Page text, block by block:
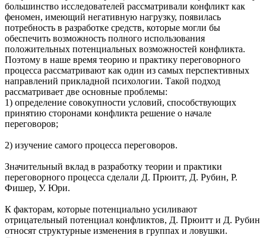
большинство исследователей рассматривали конфликт как
феномен, имеющий негативную нагрузку, появилась
потребность в разработке средств, которые могли бы
обеспечить возможность полного использования
положительных потенциальных возможностей конфликта.
Поэтому в наше время теорию и практику переговорного
процесса рассматривают как один из самых перспективных
направлений прикладной психологии. Такой подход
рассматривает две основные проблемы:
1) определение совокупности условий, способствующих
принятию сторонами конфликта решение о начале
переговоров;
2) изучение самого процесса переговоров.
Значительный вклад в разработку теории и практики
переговорного процесса сделали Д. Прюитт, Д. Рубин, Р.
Фишер, У. Юри.
К факторам, которые потенциально усиливают
отрицательный потенциал конфликтов, Д. Прюитт и Д. Рубин
относят структурные изменения в группах и ловушки.